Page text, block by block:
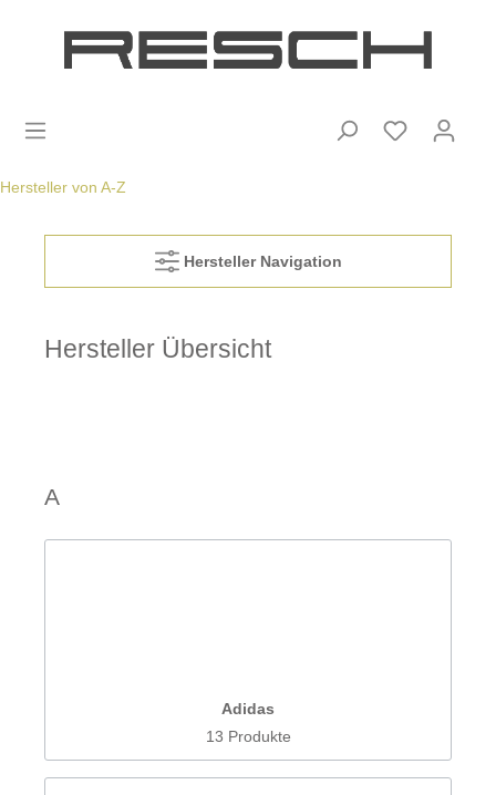
Hersteller von A-Z
Hersteller Navigation
Hersteller Übersicht
A
Adidas
13 Produkte